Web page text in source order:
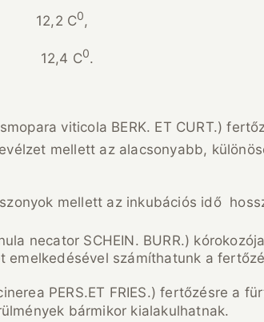
C0,
12,4 C0.
viticola BERK. ET CURT.)
mellett az alacsonyabb,
mellett az inkubációs idő
necator SCHEIN. BURR.)
emelkedésével számíthatunk a
PERS.ET FRIES.) fertőzésre a
bármikor kialakulhatnak.